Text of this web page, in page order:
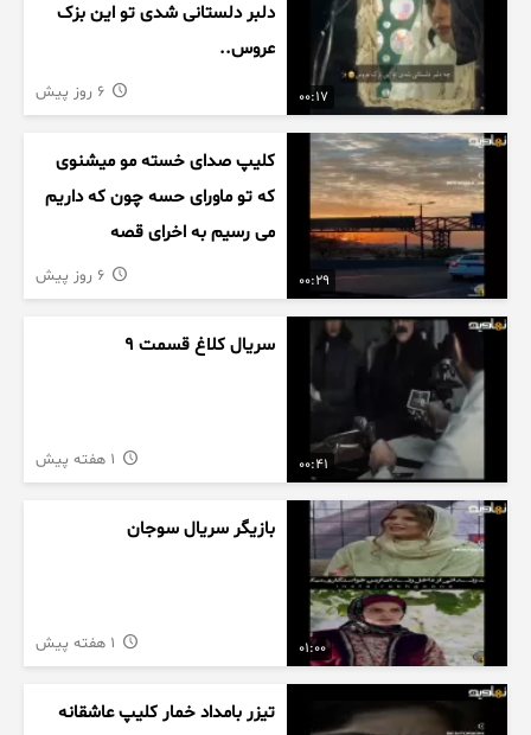
00:17
دلبر دلستانی شدی تو این بزک
عروس..
00:29
کلیپ صدای خسته مو میشنوی
که تو ماورای حسه چون که داریم
می رسیم به اخرای قصه
00:41
سریال کلاغ قسمت 9
01:00
بازیگر سریال سوجان
تیزر بامداد خمار کلیپ عاشقانه